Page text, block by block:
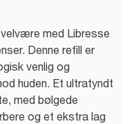
med Libresse
Denne refill er
venlig og
huden. Et ultratyndt
med bølgede
og et ekstra lag